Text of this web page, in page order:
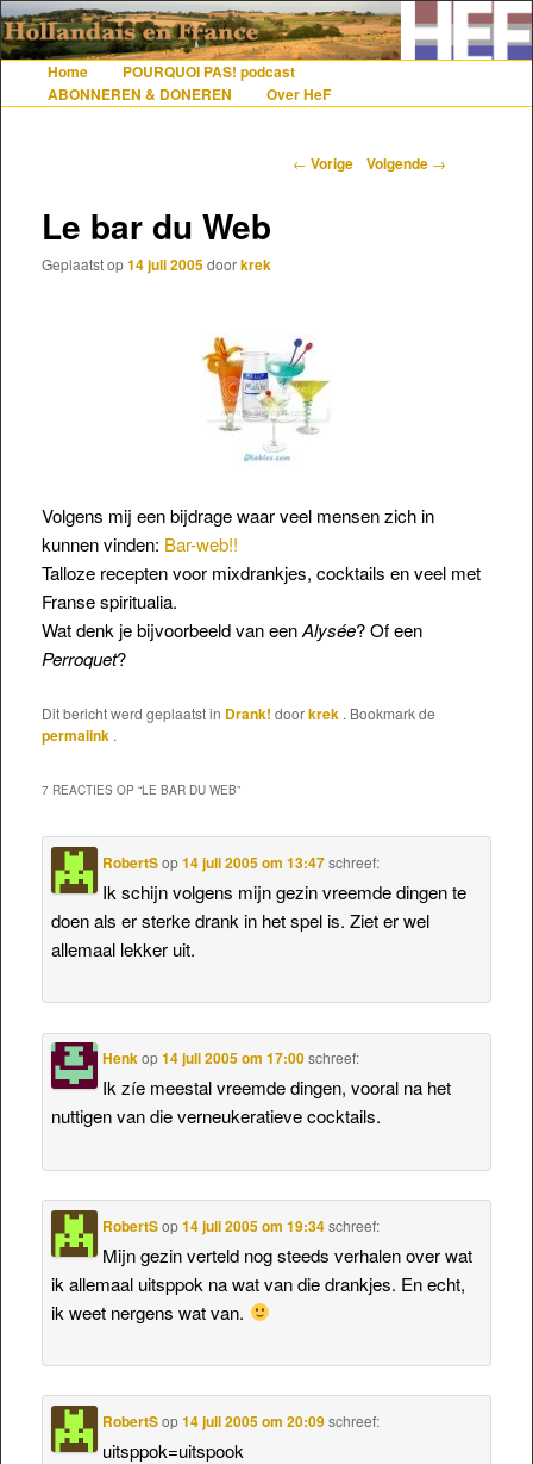
De gezelligste website voor Nederlanders die iets met Frankrijk hebben
HoofdmenuSpring naar de primaire inhoud
Spring naar de secundaire inhoud
Home
POURQUOI PAS! podcast
ABONNEREN & DONEREN
Over HeF
Berichtnavigatie
← Vorige Volgende →
Le bar du Web
Geplaatst op14 juli 2005doorkrek
Volgens mij een bijdrage waar veel mensen zich in
kunnen vinden: Bar-web!!
Talloze recepten voor mixdrankjes, cocktails en veel met
Franse spiritualia.
Wat denk je bijvoorbeeld van eenAlysée? Of een
Perroquet?
Dit bericht werd geplaatst in Drank! doorkrek . Bookmark de
permalink .
7 REACTIES OP “LE BAR DU WEB”
RobertSop14 juli 2005 om 13:47 schreef:
Ik schijn volgens mijn gezin vreemde dingen te
doen als er sterke drank in het spel is. Ziet er wel
allemaal lekker uit.
Henkop14 juli 2005 om 17:00 schreef:
Ik zíe meestal vreemde dingen, vooral na het
nuttigen van die verneukeratieve cocktails.
RobertSop14 juli 2005 om 19:34 schreef:
Mijn gezin verteld nog steeds verhalen over wat
ik allemaal uitsppok na wat van die drankjes. En echt,
ik weet nergens wat van.
RobertSop14 juli 2005 om 20:09 schreef:
uitsppok=uitspook